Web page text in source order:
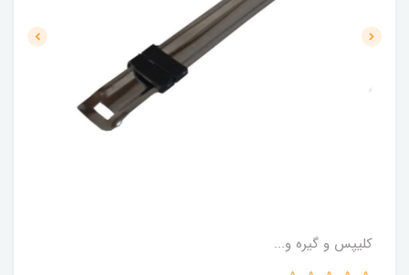
کلیپس و گیره و...